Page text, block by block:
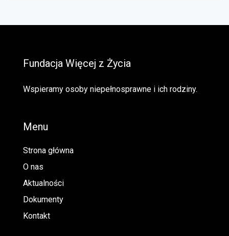
Fundacja Więcej z Życia
Wspieramy osoby niepełnosprawne i ich rodziny.
Menu
Strona główna
O nas
Aktualności
Dokumenty
Kontakt